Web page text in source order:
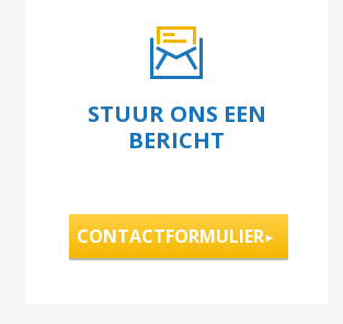
STUUR ONS EEN
BERICHT
CONTACTFORMULIER